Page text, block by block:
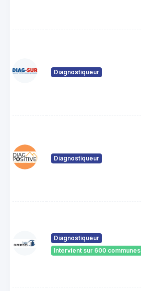
Diagnostiqueur
Diagnostiqueur
Diagnostiqueur
Intervient sur 600 communes